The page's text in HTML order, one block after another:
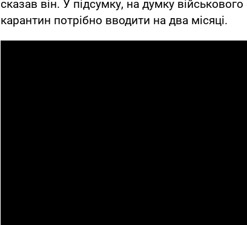
сказав він. У підсумку, на думку
карантин потрібно вводити на два місяці.